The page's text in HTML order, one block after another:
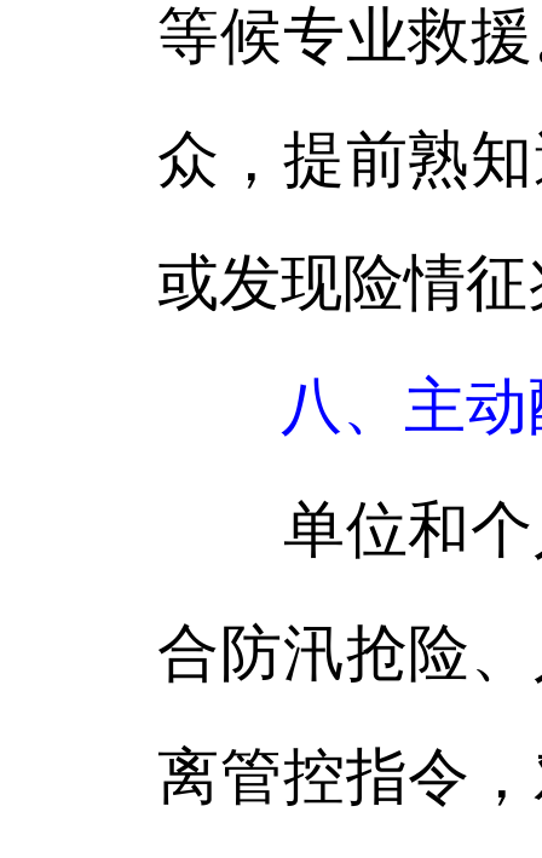
等候专业救
众，提前熟
或发现险情
八、主
单位和个
合防汛抢险
离管控指令